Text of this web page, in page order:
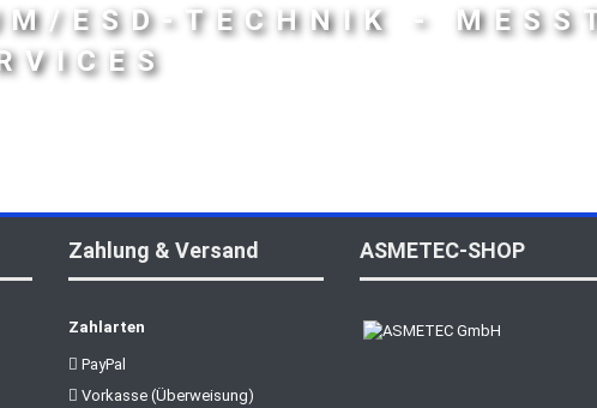
ESD-TECHNIK -
Zahlung & Versand
Zahlarten
PayPal
Vorkasse (Überweisung)
ASMETEC-SHOP